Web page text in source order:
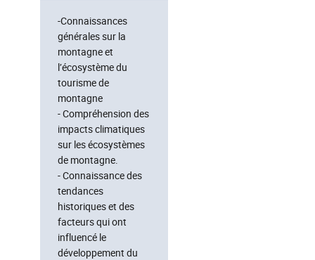
-Connaissances
générales sur la
montagne et
l’écosystème du
tourisme de
montagne
- Compréhension des
impacts climatiques
sur les écosystèmes
de montagne.
- Connaissance des
tendances
historiques et des
facteurs qui ont
influencé le
développement du